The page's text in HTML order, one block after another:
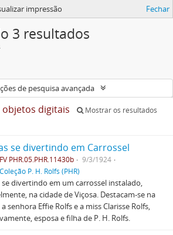
impressão Fechar
3 resultados
de pesquisa avançada
digitais
Mostrar os resultados
se divertindo em Carrossel
PHR.05.PHR.11430b
9/3/1924
Coleção P. H. Rolfs (PHR)
se divertindo em um carrossel instalado,
na cidade de Viçosa. Destacam-se na
senhora Effie Rolfs e a miss Clarisse Rolfs,
esposa e filha de P. H. Rolfs.